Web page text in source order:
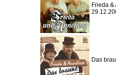
Frieda
Das